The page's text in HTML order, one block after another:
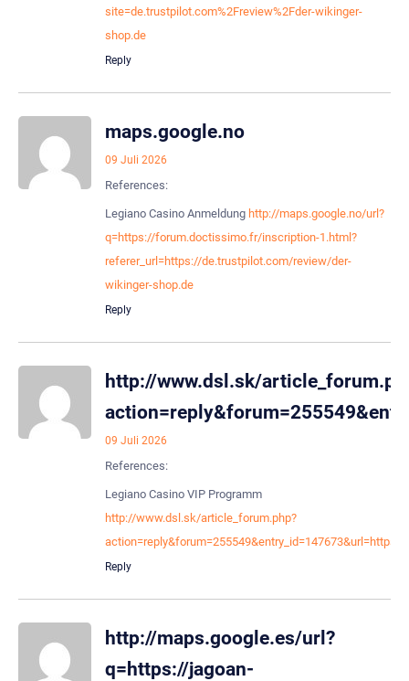
site=de.trustpilot.com%2Freview%2Fder-wikinger-
shop.de
Reply
maps.google.no
09 Juli 2026
References:
Legiano Casino Anmeldung http://maps.google.no/url?
q=https://forum.doctissimo.fr/inscription-1.html?
referer_url=https://de.trustpilot.com/review/der-
wikinger-shop.de
Reply
http://www.dsl.sk/
09 Juli 2026
References:
Legiano Casino VIP Programm
http://www.dsl.sk/article_forum.php?
Reply
http://maps.google.es/url?
q=https://jagoan-